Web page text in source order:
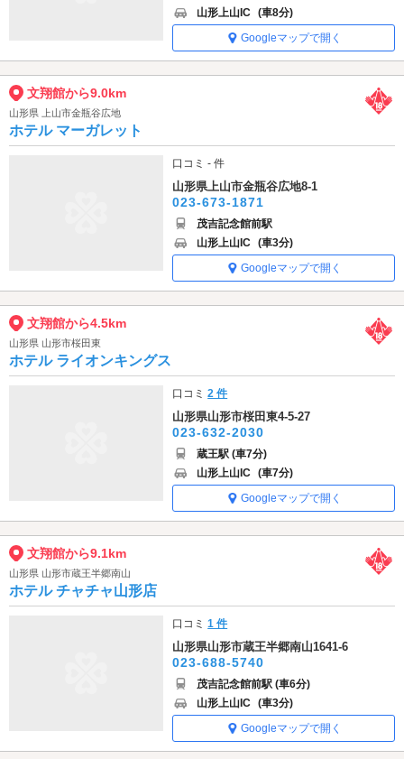
山形上山IC (車8分)
Googleマップで開く
文翔館から9.0km
山形県 上山市金瓶谷広地
ホテル マーガレット
口コミ - 件
山形県上山市金瓶谷広地8-1
023-673-1871
茂吉記念館前駅
山形上山IC (車3分)
Googleマップで開く
文翔館から4.5km
山形県 山形市桜田東
ホテル ライオンキングス
口コミ2 件
山形県山形市桜田東4-5-27
023-632-2030
蔵王駅 (車7分)
山形上山IC (車7分)
Googleマップで開く
文翔館から9.1km
山形県 山形市蔵王半郷南山
ホテル チャチャ山形店
口コミ1 件
山形県山形市蔵王半郷南山1641-6
023-688-5740
茂吉記念館前駅 (車6分)
山形上山IC (車3分)
Googleマップで開く